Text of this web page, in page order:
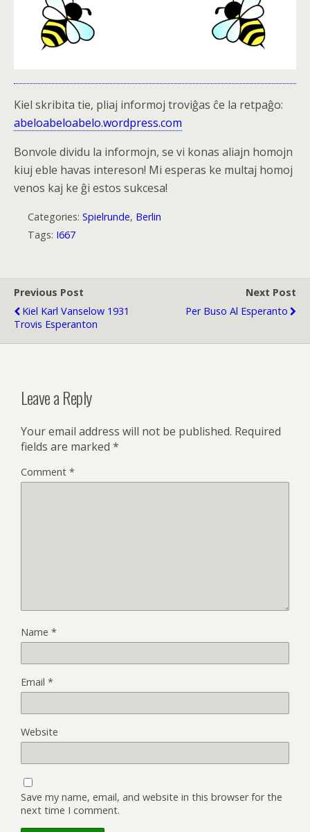
Kiel skribita tie, pliaj informoj troviĝas ĉe la retpaĝo:
abeloabeloabelo.wordpress.com
Bonvole dividu la informojn, se vi konas aliajn homojn
kiuj eble havas intereson! Mi esperas ke multaj homoj
venos kaj ke ĝi estos sukcesa!
Categories: Spielrunde, Berlin
Tags: I667
Previous Post
Kiel Karl Vanselow 1931
Trovis Esperanton
Next Post
Per Buso Al Esperanto
Leave a Reply
Your email address will not be published. Required
fields are marked *
Comment *
Name *
Email *
Website
Save my name, email, and website in this browser for the
next time I comment.